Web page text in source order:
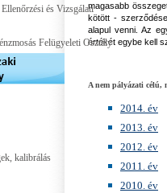
és Vizsgálati
Felügyeleti Osztály
kalibrálás
magasabb
kötött -
alapul venni. Az
értékét egybe kell
A nem pályázati célú,
2014. év
2013. év
2012. év
2011. év
2010. év